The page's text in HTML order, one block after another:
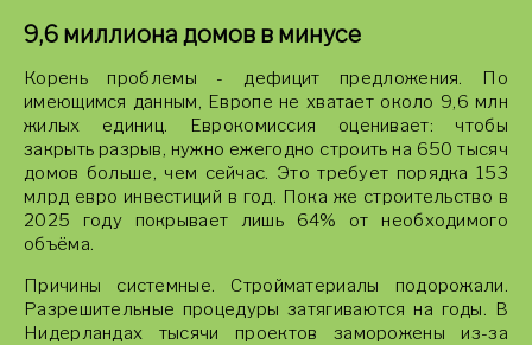
9,6 миллиона домов в минусе
Корень проблемы - дефицит предложения. По
имеющимся данным, Европе не хватает около 9,6 млн
жилых единиц. Еврокомиссия оценивает: чтобы
закрыть разрыв, нужно ежегодно строить на 650 тысяч
домов больше, чем сейчас. Это требует порядка 153
млрд евро инвестиций в год. Пока же строительство в
2025 году покрывает лишь 64% от необходимого
объёма.
Причины системные. Стройматериалы подорожали.
Разрешительные процедуры затягиваются на годы. В
Нидерландах тысячи проектов заморожены из-за